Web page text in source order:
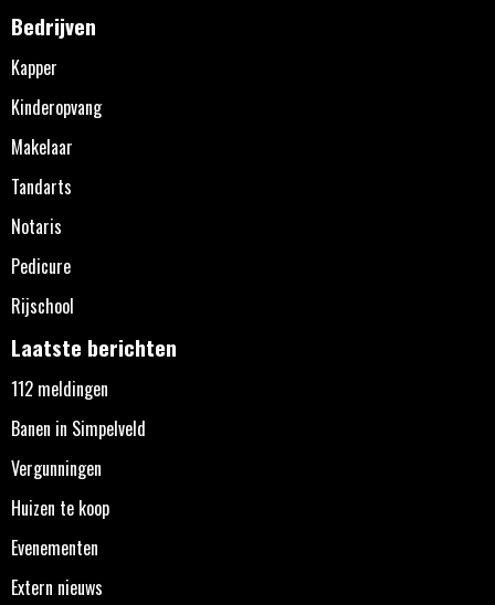
Bedrijven
Kapper
Kinderopvang
Makelaar
Tandarts
Notaris
Pedicure
Rijschool
Laatste berichten
112 meldingen
Banen in Simpelveld
Vergunningen
Huizen te koop
Evenementen
Extern nieuws